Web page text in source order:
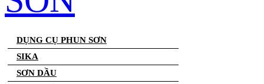
DỤNG CỤ PHUN SƠN
SIKA
SƠN DẦU